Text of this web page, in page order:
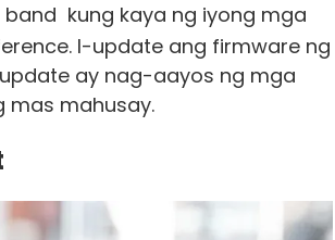
band kung kaya ng iyong mga
I-update ang firmware ng
ay nag-aayos ng mga
mas mahusay.